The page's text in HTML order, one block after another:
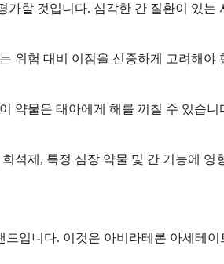
할 것입니다. 심각한 간 질환이 있
위험 대비 이점을 신중하게 고려해
약물은 태아에게 해를 끼칠 수 있습
석제, 특정 심장 약물 및 간 기능에
니다. 이것은 아비라테론 아세테이